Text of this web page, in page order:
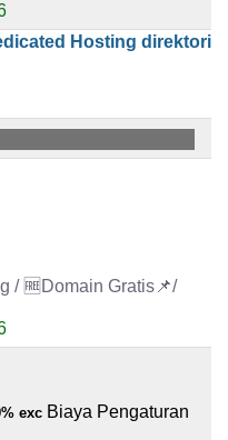
Hosting direktori
exc Biaya Pengaturan